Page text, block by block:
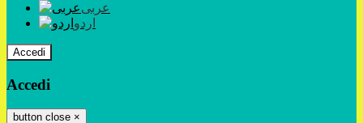
عربى
اردو
Accedi
Accedi
button close ×